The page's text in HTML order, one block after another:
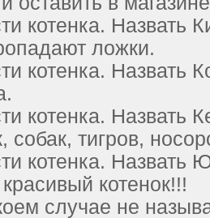
котенка. Назвать
ложки.
котенка. Назвать
котенка. Назвать
собак, тигров,
котенка. Назвать
котенок!!!
случае не